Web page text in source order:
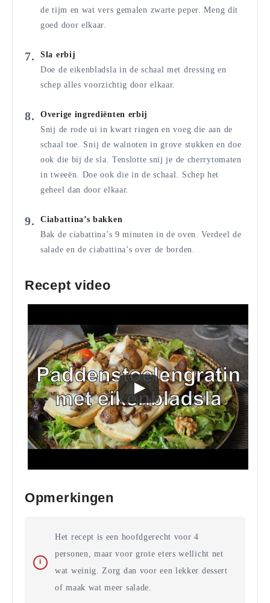
de tijm en wat vers gemalen zwarte peper. Meng dit
goed door elkaar.
Sla erbij
Doe de eikenbladsla in de schaal met dressing en
schep alles voorzichtig door elkaar.
Overige ingrediënten erbij
Snij de rode ui in kwart ringen en voeg die aan de
schaal toe. Snij de walnoten in grove stukken en doe
ook die bij de sla. Tenslotte snij je de cherrytomaten
in tweeën. Doe ook die in de schaal. Schep het
geheel dan door elkaar.
Ciabattina’s bakken
Bak de ciabattina’s 9 minuten in de oven. Verdeel de
salade en de ciabattina’s over de borden.
Recept video
Opmerkingen
Het recept is een hoofdgerecht voor 4
personen, maar voor grote eters wellicht net
wat weinig. Zorg dan voor een lekker dessert
of maak wat meer salade.